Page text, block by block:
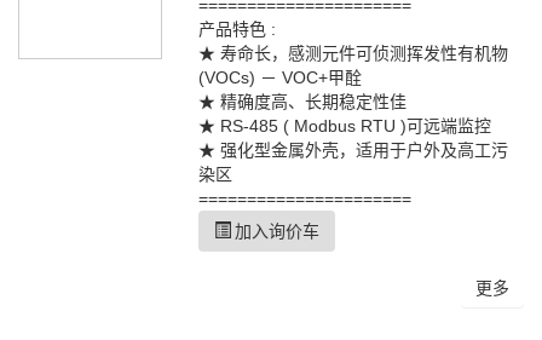
======================
产品特色 :
★ 寿命长，感测元件可侦测挥发性有机物
(VOCs) － VOC+甲酫
★ 精确度高、长期稳定性佳
★ RS-485 ( Modbus RTU )可远端监控
★ 强化型金属外壳，适用于户外及高工污
染区
======================
加入询价车
更多